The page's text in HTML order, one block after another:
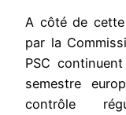
A côté de
par la
PSC
semestre
contrôle